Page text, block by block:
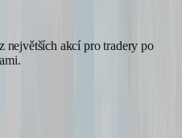
největších akcí pro tradery po